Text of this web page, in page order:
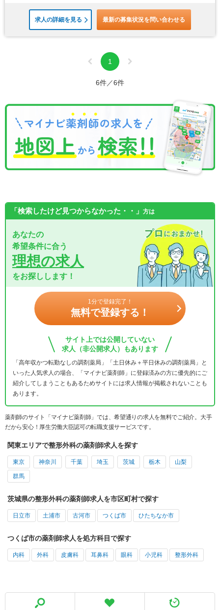
求人の詳細を見る 最新の募集状況を問い合わせる
1
6件／6件
「検索したけど見つからなかった・・」 方は
あなたの
希望条件に合う
理想の求人
をお探しします！
1分で登録完了！
無料で登録する！
サイト上では公開していない
求人（非公開求人）もあります
「高年収かつ転勤なしの調剤薬局」「土日休み＋平日休みの調剤薬局」と
いった人気求人の場合、「マイナビ薬剤師」に登録済みの方に優先的にご
紹介してしまうこともあるためサイトには求人情報が掲載されないことも
あります。
薬剤師のサイト「マイナビ薬剤師」では、希望通りの求人を無料でご紹介。大手
だから安心！厚生労働大臣認可の転職支援サービスです。
関東エリアで整形外科の薬剤師求人を探す
東京 神奈川 千葉 埼玉 茨城 栃木 山梨
群馬
茨城県の整形外科の薬剤師求人を市区町村で探す
日立市 土浦市 古河市 つくば市 ひたちなか市
つくば市の薬剤師求人を処方科目で探す
内科 外科 皮膚科 耳鼻科 眼科 小児科 整形外科